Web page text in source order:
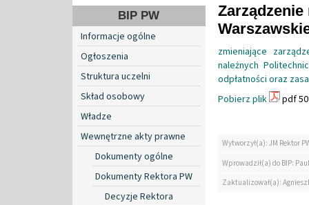
BIP PW
Informacje ogólne
Ogłoszenia
Struktura uczelni
Skład osobowy
Władze
Wewnętrzne akty prawne
Dokumenty ogólne
Dokumenty Rektora PW
Decyzje Rektora
zmieniające
należnych
odpłatności oraz
Pobierz plik
pdf
Wytworzył(a): JM Rektor
Wprowadził(a) do BIP:
Zaktualizował(a):